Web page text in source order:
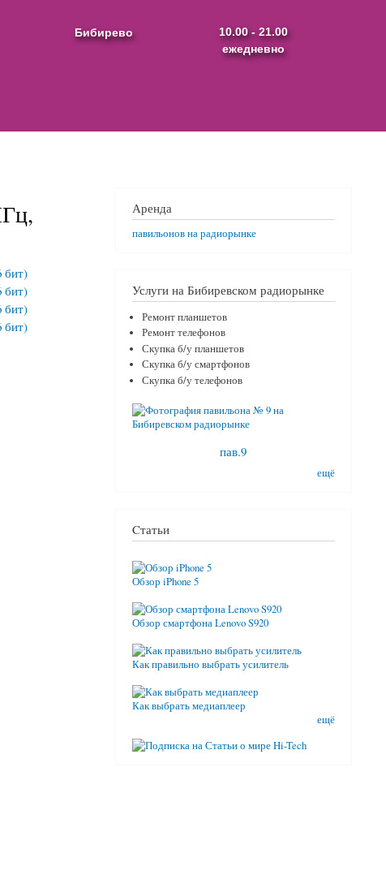
Бибирево
10.00 - 21.00
ежедневно
Аренда
павильонов на радиорынке
Услуги на Бибиревском радиорынке
Ремонт планшетов
Ремонт телефонов
Скупка б/у планшетов
Скупка б/у смартфонов
Скупка б/у телефонов
пав.9
ещё
Cтатьи
Обзор iPhone 5
Обзор смартфона Lenovo S920
Как правильно выбрать усилитель
Как выбрать медиаплеер
ещё